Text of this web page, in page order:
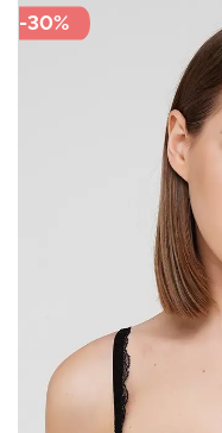
-30%
Безшовні легінси з
мікрофібри LEGGINGS
(чорний) Giulia